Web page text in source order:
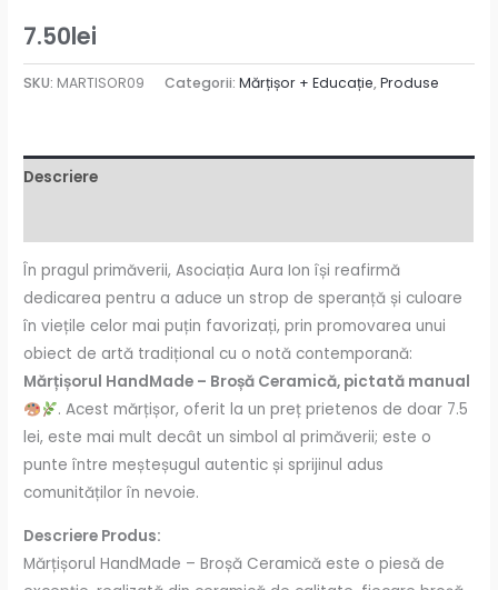
7.50lei
SKU: MARTISOR09 Categorii:Mărțișor + Educație,Produse
Descriere
În pragul primăverii, Asociația Aura Ion își reafirmă
dedicarea pentru a aduce un strop de speranță și culoare
în viețile celor mai puțin favorizați, prin promovarea unui
obiect de artă tradițional cu o notă contemporană:
Mărțișorul HandMade – Broșă Ceramică, pictată manual
. Acest mărțișor, oferit la un preț prietenos de doar 7.5
lei, este mai mult decât un simbol al primăverii; este o
punte între meșteșugul autentic și sprijinul adus
comunităților în nevoie.
Descriere Produs:
Mărțișorul HandMade – Broșă Ceramică este o piesă de